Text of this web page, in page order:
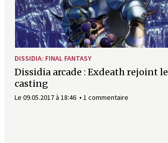
DISSIDIA: FINAL FANTASY
Dissidia arcade : Exdeath rejoint le
casting
Le 09.05.2017 à 18:46 1 commentaire